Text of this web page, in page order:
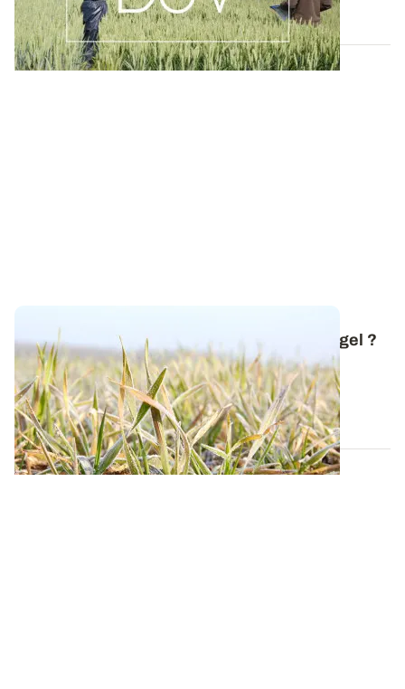
19 MAI 2026
Comment réagissent les céréales face au gel ?
Avec l'arrivée de la neige et des premières gelées,
revenons sur les mécanismes mis en...
20 NOV. 2025